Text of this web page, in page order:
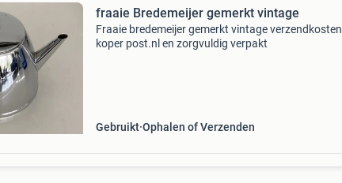
fraaie Bredemeijer gemerkt vintage
Fraaie bredemeijer gemerkt vintage verzendkosten
koper post.nl en zorgvuldig verpakt
Gebruikt Ophalen of Verzenden